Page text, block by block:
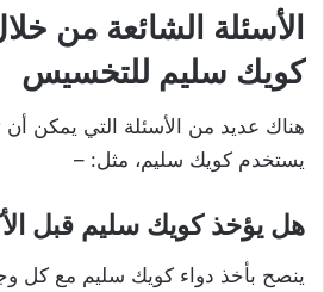
الأسئلة الشائعة من
كويك سليم للتخسيس
هناك عديد من الأسئلة التي يمكن
يستخدم كويك سليم، مثل: –
هل يؤخذ كويك سليم قبل
ينصح بأخذ دواء كويك سليم مع كل